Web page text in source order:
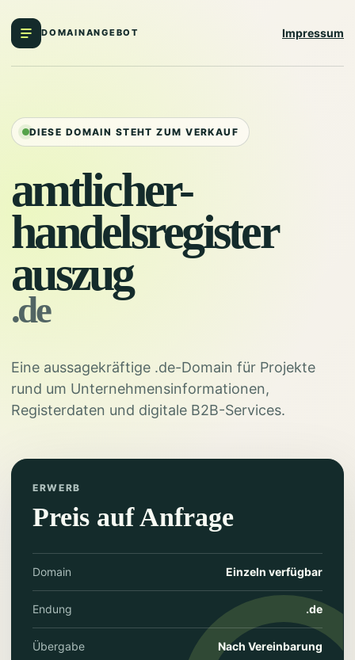
DOMAINANGEBOT Impressum
DIESE DOMAIN STEHT ZUM VERKAUF
amtlicher-
handelsregister
auszug
.de
Eine aussagekräftige .de-Domain für Projekte
rund um Unternehmensinformationen,
Registerdaten und digitale B2B-Services.
ERWERB
Preis auf Anfrage
Domain Einzeln verfügbar
Endung .de
Übergabe Nach Vereinbarung